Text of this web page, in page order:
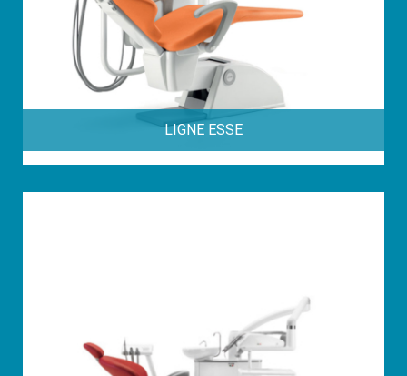
LIGNE ESSE